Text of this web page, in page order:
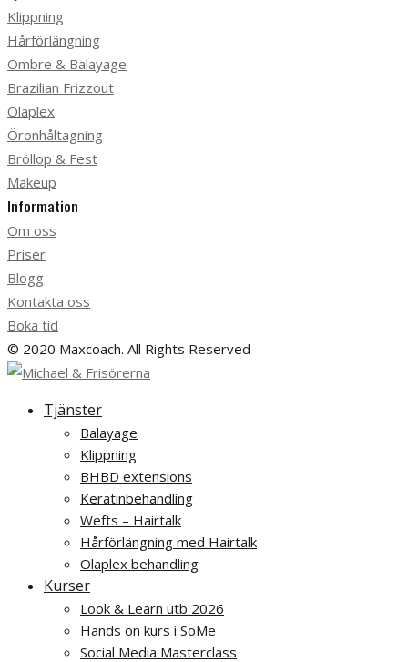
Klippning
Hårförlängning
Ombre & Balayage
Brazilian Frizzout
Olaplex
Öronhåltagning
Bröllop & Fest
Makeup
Information
Om oss
Priser
Blogg
Kontakta oss
Boka tid
© 2020 Maxcoach. All Rights Reserved
Tjänster
Balayage
Klippning
BHBD extensions
Keratinbehandling
Wefts – Hairtalk
Hårförlängning med Hairtalk
Olaplex behandling
Kurser
Look & Learn utb 2026
Hands on kurs i SoMe
Social Media Masterclass